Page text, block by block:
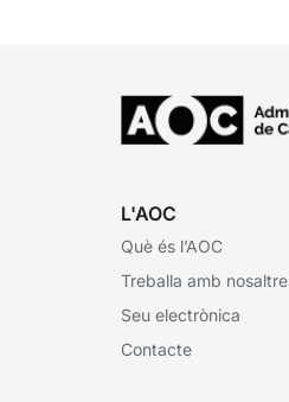
L'AOC
Què és l’AOC
Treballa amb
Seu electrònica
Contacte